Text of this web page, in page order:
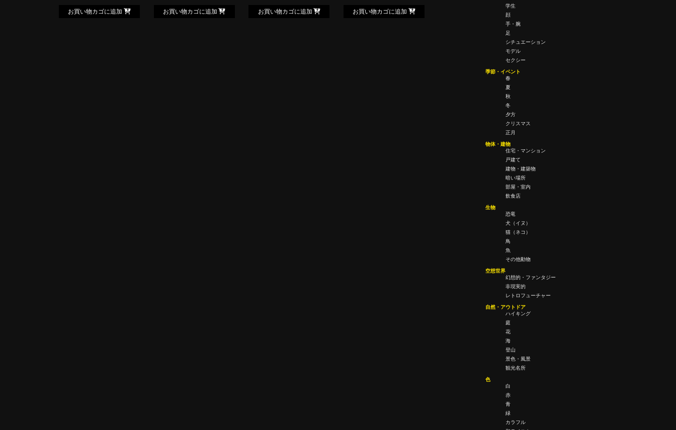
お買い物カゴに追加 お買い物カゴに追加 お買い物カゴに追加 お買い物カゴに追加
学生
顔
手・腕
足
シチュエーション
モデル
セクシー
季節・イベント
春
夏
秋
冬
夕方
クリスマス
正月
物体・建物
住宅・マンション
戸建て
建物・建築物
暗い場所
部屋・室内
飲食店
生物
恐竜
犬（イヌ）
猫（ネコ）
鳥
魚
その他動物
空想世界
幻想的・ファンタジー
非現実的
レトロフューチャー
自然・アウトドア
ハイキング
庭
花
海
登山
景色・風景
観光名所
色
白
赤
青
緑
カラフル